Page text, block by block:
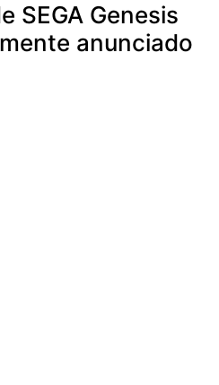
SEGA Genesis
anunciado